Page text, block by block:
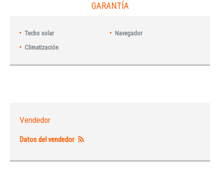
GARANTÍA
Techo solar
Navegador
Climatización
Vendedor
Datos del vendedor